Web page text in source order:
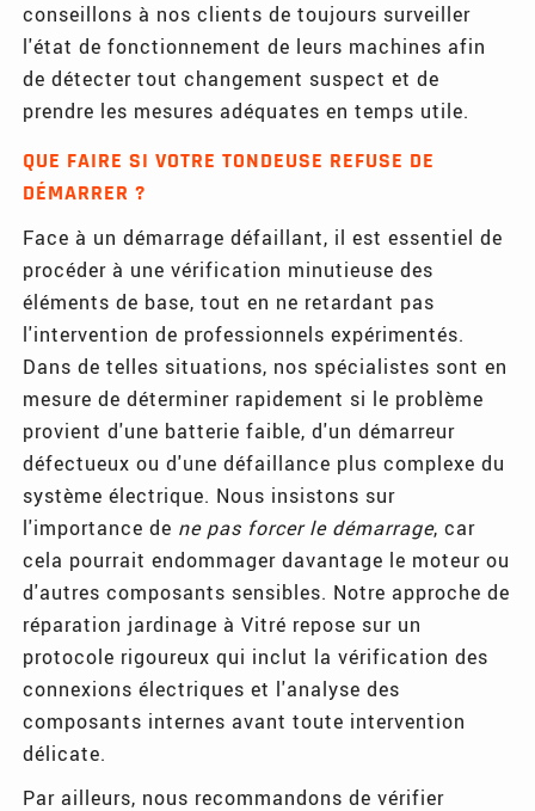
conseillons à nos clients de toujours surveiller
l'état de fonctionnement de leurs machines afin
de détecter tout changement suspect et de
prendre les mesures adéquates en temps utile.
QUE FAIRE SI VOTRE TONDEUSE REFUSE DE
DÉMARRER ?
Face à un démarrage défaillant, il est essentiel de
procéder à une vérification minutieuse des
éléments de base, tout en ne retardant pas
l'intervention de professionnels expérimentés.
Dans de telles situations, nos spécialistes sont en
mesure de déterminer rapidement si le problème
provient d'une batterie faible, d'un démarreur
défectueux ou d'une défaillance plus complexe du
système électrique. Nous insistons sur
l'importance de ne pas forcer le démarrage, car
cela pourrait endommager davantage le moteur ou
d'autres composants sensibles. Notre approche de
réparation jardinage à Vitré repose sur un
protocole rigoureux qui inclut la vérification des
connexions électriques et l'analyse des
composants internes avant toute intervention
délicate.
Par ailleurs, nous recommandons de vérifier